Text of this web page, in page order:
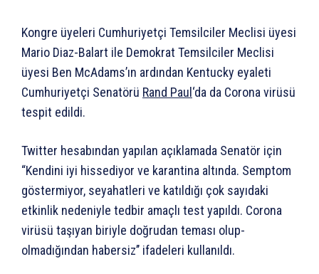
Kongre üyeleri Cumhuriyetçi Temsilciler Meclisi üyesi
Mario Diaz-Balart ile Demokrat Temsilciler Meclisi
üyesi Ben McAdams’ın ardından Kentucky eyaleti
Cumhuriyetçi Senatörü Rand Paul ‘da da Corona virüsü
tespit edildi.
Twitter hesabından yapılan açıklamada Senatör için
“Kendini iyi hissediyor ve karantina altında. Semptom
göstermiyor, seyahatleri ve katıldığı çok sayıdaki
etkinlik nedeniyle tedbir amaçlı test yapıldı. Corona
virüsü taşıyan biriyle doğrudan teması olup-
olmadığından habersiz’’ ifadeleri kullanıldı.